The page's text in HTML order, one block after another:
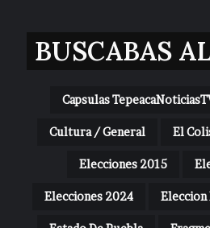
BUSCABAS
Capsulas
Cultura / General El
Elecciones 2015
Elecciones 2024